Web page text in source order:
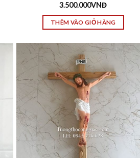
3.500.000VNĐ
THÊM VÀO GIỎ HÀNG